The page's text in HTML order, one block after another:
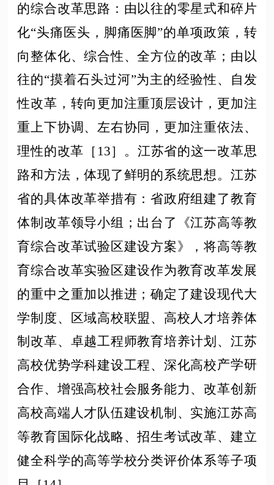
的综合改革思路：由以往的零星式和碎片
化“头痛医头，脚痛医脚”的单项政策，转
向整体化、综合性、全方位的改革；由以
往的“摸着石头过河”为主的经验性、自发
性改革，转向更加注重顶层设计，更加注
重上下协调、左右协同，更加注重依法、
理性的改革［13］。江苏省的这一改革思
路和方法，体现了鲜明的系统思想。江苏
省的具体改革举措有：省政府组建了教育
体制改革领导小组；出台了《江苏高等教
育综合改革试验区建设方案》，将高等教
育综合改革实验区建设作为教育改革发展
的重中之重加以推进；确定了建设现代大
学制度、区域高校联盟、高校人才培养体
制改革、卓越工程师教育培养计划、江苏
高校优势学科建设工程、深化高校产学研
合作、增强高校社会服务能力、改革创新
高校高端人才队伍建设机制、实施江苏高
等教育国际化战略、招生考试改革、建立
健全科学的高等学校分类评价体系等子项